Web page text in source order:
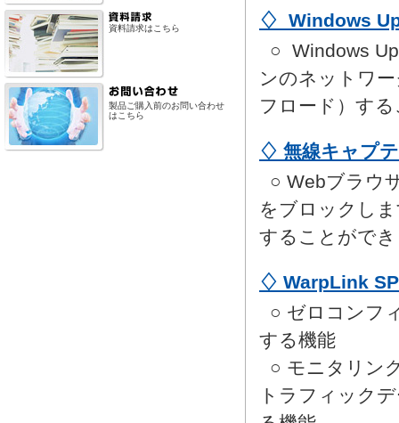
♢ Windows
○ Windows
ンのネットワ
フロード）す
♢ 無線キャプ
○ Webブラウ
をブロックし
することがで
♢ WarpLink
○ ゼロコンフ
する機能
○ モニタリン
トラフィック
資料請求はこちら
製品ご購入前のお問い合わせ
はこちら